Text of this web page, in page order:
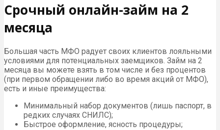
Срочный онлайн-займ на 2
месяца
Большая часть МФО радует своих клиентов лояльными
условиями для потенциальных заемщиков. Займ на 2
месяца вы можете взять в том числе и без процентов
(при первом обращении либо во время акций от МФО),
есть и иные преимущества:
Минимальный набор документов (лишь паспорт, в
редких случаях СНИЛС);
Быстрое оформление, ясность процедуры;